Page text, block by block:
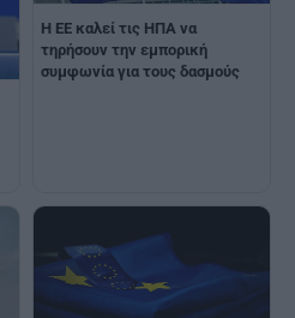
Η ΕΕ καλεί τις ΗΠΑ να
τηρήσουν την εμπορική
συμφωνία για τους δασμούς